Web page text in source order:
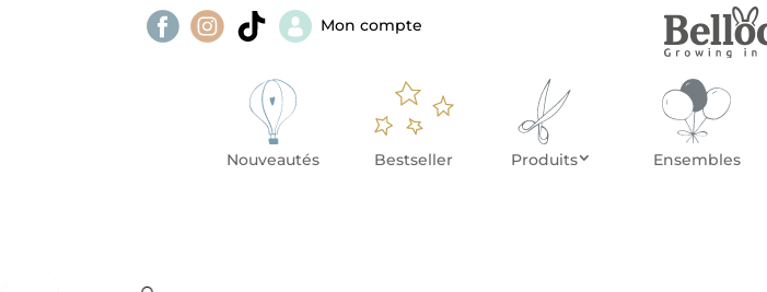
Mon compte
Nouveautés Bestseller Produits Ensembles